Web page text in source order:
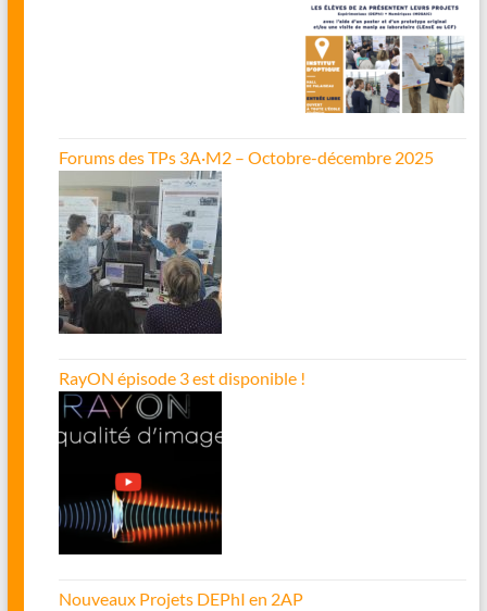
Forums des TPs 3A·M2 – Octobre-décembre 2025
RayON épisode 3 est disponible !
Nouveaux Projets DEPhI en 2AP